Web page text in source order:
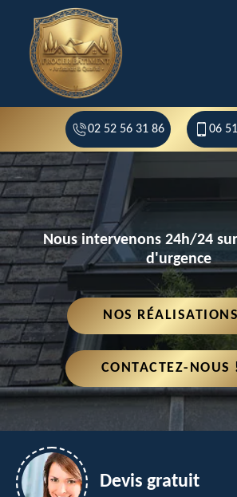
02 52 56 31 86 06
Nous intervenons 24h/24
d'urgence
NOS RÉALISATIONS
CONTACTEZ-NOUS
Devis gratuit